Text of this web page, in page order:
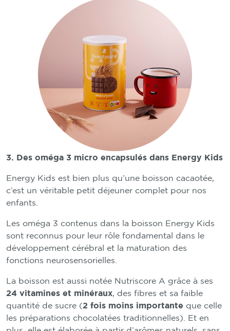
3. Des oméga 3 micro encapsulés dans Energy Kids
Energy Kids est bien plus qu’une boisson cacaotée,
c’est un véritable petit déjeuner complet pour nos
enfants.
Les oméga 3 contenus dans la boisson Energy Kids
sont reconnus pour leur rôle fondamental dans le
développement cérébral et la maturation des
fonctions neurosensorielles.
La boisson est aussi notée Nutriscore A grâce à ses
24 vitamines et minéraux, des fibres et sa faible
quantité de sucre (2 fois moins importante que celle
les préparations chocolatées traditionnelles). Et en